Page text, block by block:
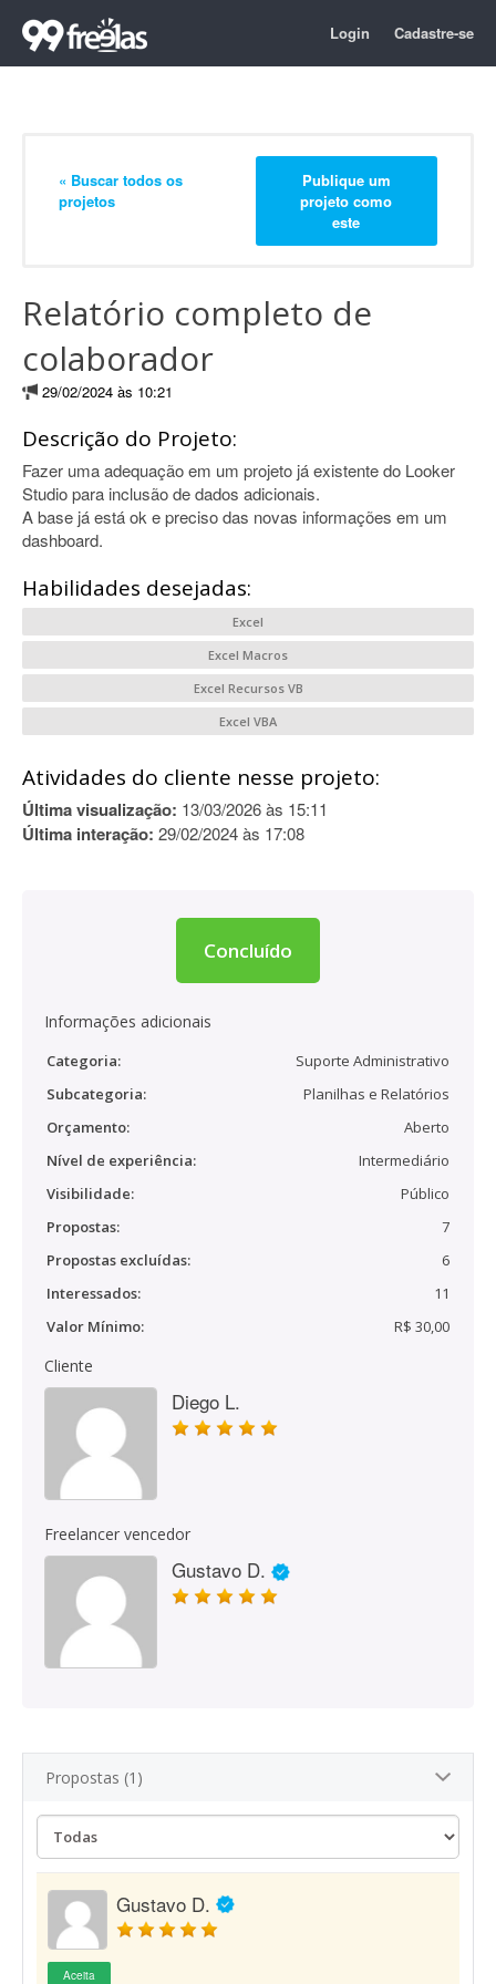
Login Cadastre-se
« Buscar todos os
projetos
Publique um
projeto como
este
Relatório completo de
colaborador
29/02/2024 às 10:21
Descrição do Projeto:
Fazer uma adequação em um projeto já existente do Looker
Studio para inclusão de dados adicionais.
A base já está ok e preciso das novas informações em um
dashboard.
Habilidades desejadas:
Excel
Excel Macros
Excel Recursos VB
Excel VBA
Atividades do cliente nesse projeto:
Última visualização: 13/03/2026 às 15:11
Última interação: 29/02/2024 às 17:08
Concluído
Informações adicionais
Categoria:
Suporte Administrativo
Subcategoria:
Planilhas e Relatórios
Orçamento:
Aberto
Nível de experiência:
Intermediário
Visibilidade:
Público
Propostas:
7
Propostas excluídas:
6
Interessados:
11
Valor Mínimo:
R$ 30,00
Cliente
Diego L.
Freelancer vencedor
Gustavo D.
Propostas (1)
Gustavo D.
Aceita